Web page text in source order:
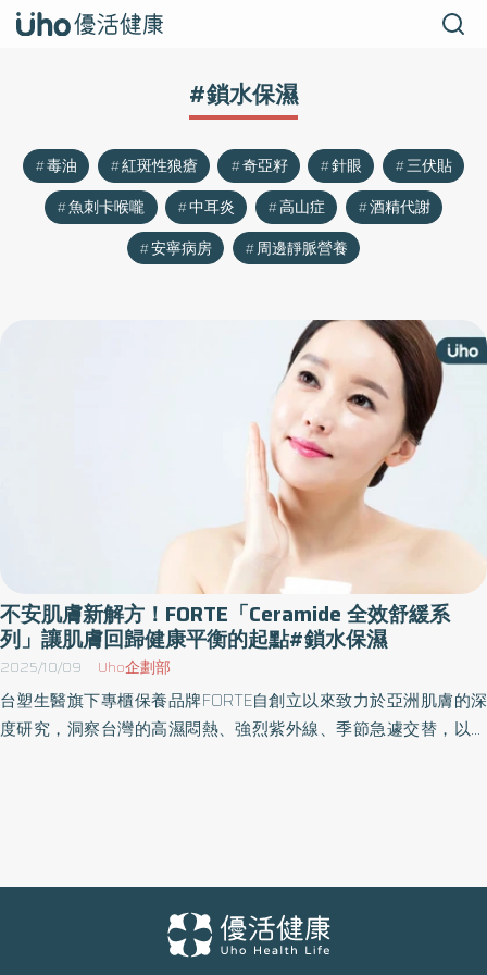
#鎖水保濕
毒油 紅斑性狼瘡 奇亞籽 針眼
三伏貼
魚刺卡喉嚨
中耳炎 高山症
酒精代謝
安寧病房
周邊靜脈營養
不安肌膚新解方！FORTE「Ceramide 全效舒緩系
列」讓肌膚回歸健康平衡的起點#鎖水保濕
2025/10/09 Uho企劃部
台塑生醫旗下專櫃保養品牌FORTE自創立以來致力於亞洲肌膚的深
度研究，洞察台灣的高濕悶熱、強烈紫外線、季節急遽交替，以及
養霜」進化演繹經典，將「保濕補水x舒緩修護x強化屏障」三大穩
膚關鍵全面升級，從基礎保水、舒緩鎮定至屏障防禦，自根源精準